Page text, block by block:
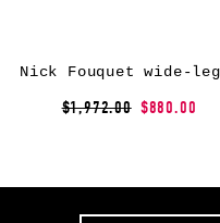
$1,972.00 $880.00